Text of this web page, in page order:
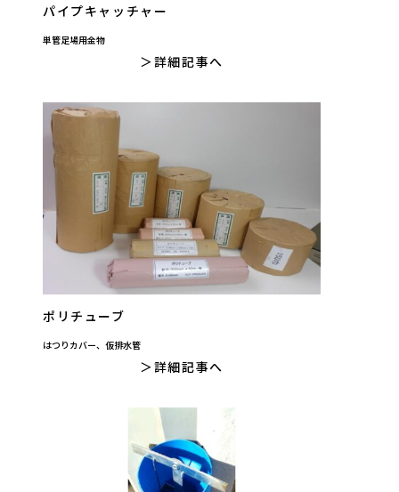
パイプキャッチャー
単管足場用金物
詳細記事へ
ポリチューブ
はつりカバー、仮排水管
詳細記事へ